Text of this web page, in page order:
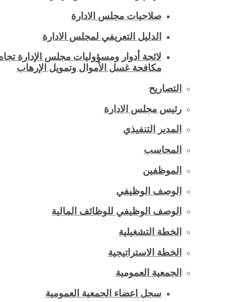
صلاحيات مجلس الادارة
الدليل التعريفي لمجلس الادارة
لائحة أدوار ومسؤوليات مجلس الإدارة
مكافحة غسل الأموال وتمويل الإرهاب
التصاريح
رئيس مجلس الادارة
المدير التنفيذي
المحاسب
الموظفين
الوصف الوظيفي
الوصف الوظيفي للوظائف المالية
الخطة التشغيلية
الخطة الاستراتيجية
الجمعية العمومية
سجل اعضاء الجمعية العمومية